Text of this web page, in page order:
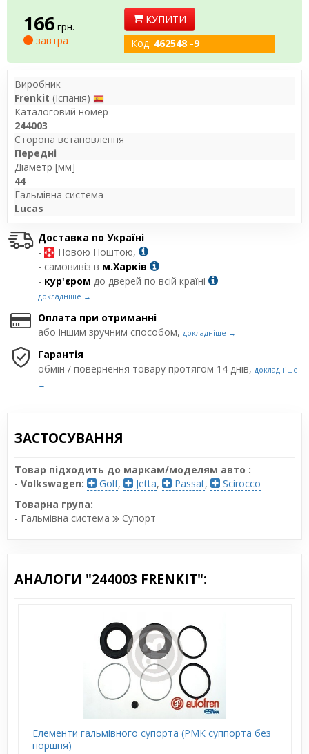
166 грн.
завтра
КУПИТИ
Код: 462548 -9
Виробник
Frenkit (Іспанія)
Каталоговий номер
244003
Сторона встановлення
Передні
Діаметр [мм]
44
Гальмівна система
Lucas
Доставка по Україні
-
Новою Поштою,
- самовивіз в м.Харків
- кур'єром до дверей по всій країні
докладніше →
Оплата при отриманні
або іншим зручним способом, докладніше →
Гарантія
обмін / повернення товару протягом 14 днів, докладніше
→
ЗАСТОСУВАННЯ
Товар підходить до маркам/моделям авто :
- Volkswagen: Golf, Jetta, Passat,
Scirocco
Товарна група:
- Гальмівна система
Супорт
АНАЛОГИ "244003 FRENKIT":
Елементи гальмівного супорта (РМК суппорта без
поршня)